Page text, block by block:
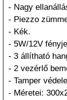
- Nagy
- Piezzo
- Kék.
- 5W/12V
- 3 állítható
- 2 vezérlő
- Tamper
- Méretei: